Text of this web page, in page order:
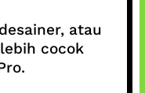
atau
cocok